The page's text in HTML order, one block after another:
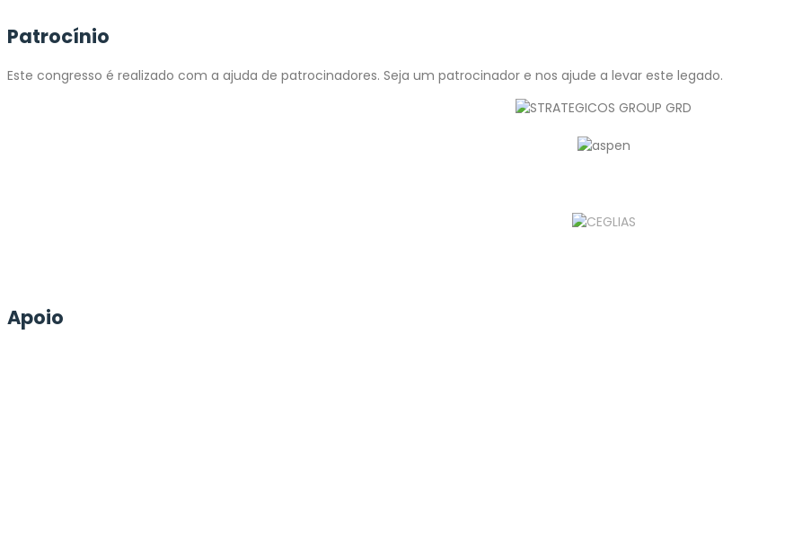
Patrocínio
Este congresso é realizado com a ajuda de patrocinadores. Seja um patrocinador e nos ajude a levar este legado.
Apoio